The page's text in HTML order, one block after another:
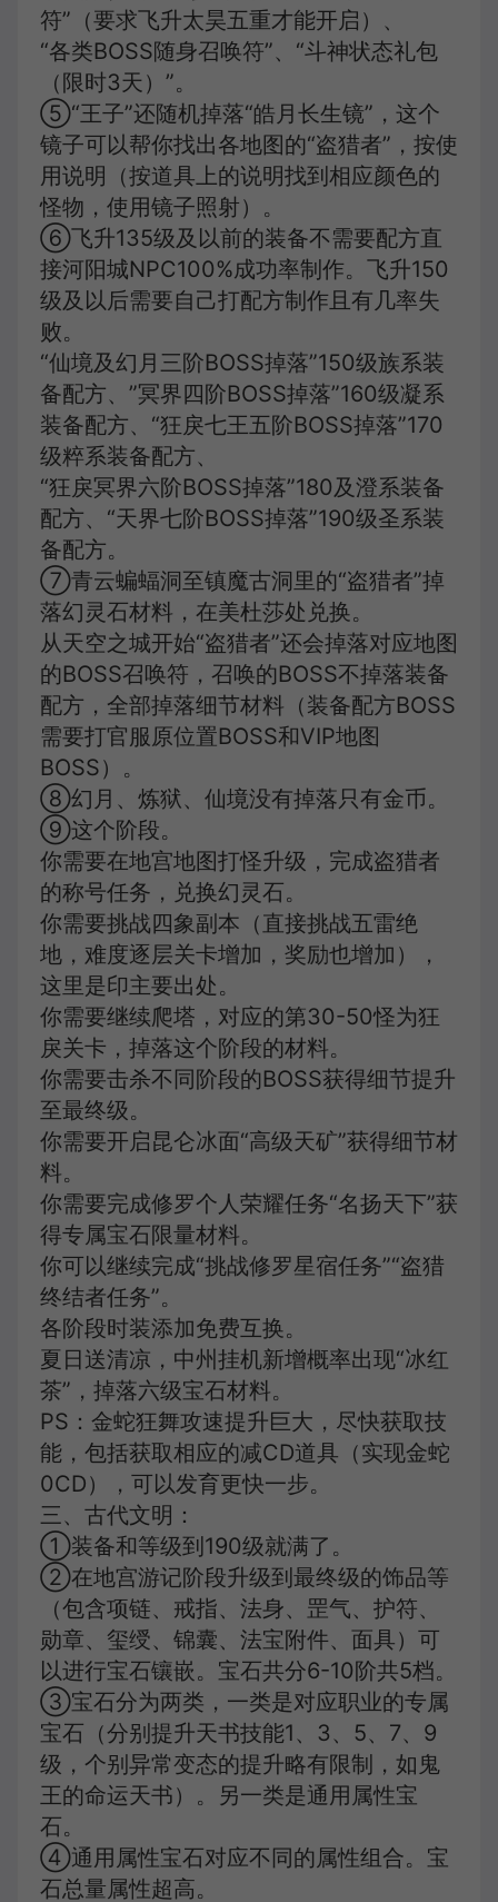
符”（要求飞升太昊五重才能开启）、
“各类BOSS随身召唤符”、“斗神状态礼包
（限时3天）”。
⑤“王子”还随机掉落“皓月长生镜”，这个
镜子可以帮你找出各地图的“盗猎者”，按使
用说明（按道具上的说明找到相应颜色的
怪物，使用镜子照射）。
⑥飞升135级及以前的装备不需要配方直
接河阳城NPC100%成功率制作。飞升150
级及以后需要自己打配方制作且有几率失
败。
“仙境及幻月三阶BOSS掉落”150级族系装
备配方、”冥界四阶BOSS掉落”160级凝系
装备配方、“狂戾七王五阶BOSS掉落”170
级粹系装备配方、
“狂戾冥界六阶BOSS掉落”180及澄系装备
配方、“天界七阶BOSS掉落”190级圣系装
备配方。
⑦青云蝙蝠洞至镇魔古洞里的“盗猎者”掉
落幻灵石材料，在美杜莎处兑换。
从天空之城开始“盗猎者”还会掉落对应地图
的BOSS召唤符，召唤的BOSS不掉落装备
配方，全部掉落细节材料（装备配方BOSS
需要打官服原位置BOSS和VIP地图
BOSS）。
⑧幻月、炼狱、仙境没有掉落只有金币。
⑨这个阶段。
你需要在地宫地图打怪升级，完成盗猎者
的称号任务，兑换幻灵石。
你需要挑战四象副本（直接挑战五雷绝
地，难度逐层关卡增加，奖励也增加），
这里是印主要出处。
你需要继续爬塔，对应的第30-50怪为狂
戾关卡，掉落这个阶段的材料。
你需要击杀不同阶段的BOSS获得细节提升
至最终级。
你需要开启昆仑冰面“高级天矿”获得细节材
料。
你需要完成修罗个人荣耀任务“名扬天下”获
得专属宝石限量材料。
你可以继续完成“挑战修罗星宿任务”“盗猎
终结者任务”。
各阶段时装添加免费互换。
夏日送清凉，中州挂机新增概率出现“冰红
茶”，掉落六级宝石材料。
PS：金蛇狂舞攻速提升巨大，尽快获取技
能，包括获取相应的减CD道具（实现金蛇
0CD），可以发育更快一步。
三、古代文明：
①装备和等级到190级就满了。
②在地宫游记阶段升级到最终级的饰品等
（包含项链、戒指、法身、罡气、护符、
勋章、玺绶、锦囊、法宝附件、面具）可
以进行宝石镶嵌。宝石共分6-10阶共5档。
③宝石分为两类，一类是对应职业的专属
宝石（分别提升天书技能1、3、5、7、9
级，个别异常变态的提升略有限制，如鬼
王的命运天书）。另一类是通用属性宝
石。
④通用属性宝石对应不同的属性组合。宝
石总量属性超高。